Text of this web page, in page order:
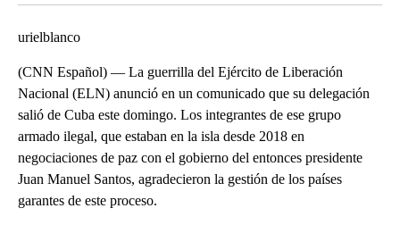
urielblanco
(CNN Español) — La guerrilla del Ejército de Liberación
Nacional (ELN) anunció en un comunicado que su delegación
salió de Cuba este domingo. Los integrantes de ese grupo
armado ilegal, que estaban en la isla desde 2018 en
negociaciones de paz con el gobierno del entonces presidente
Juan Manuel Santos, agradecieron la gestión de los países
garantes de este proceso.